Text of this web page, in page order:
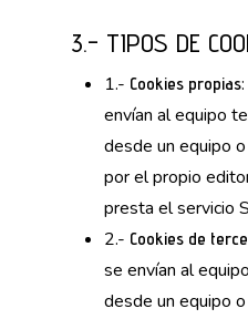
3.- TIPOS DE
1.- Cookies propias
envían al equipo
desde un equipo
por el propio
presta el servicio
2.- Cookies de
se envían al
desde un equipo